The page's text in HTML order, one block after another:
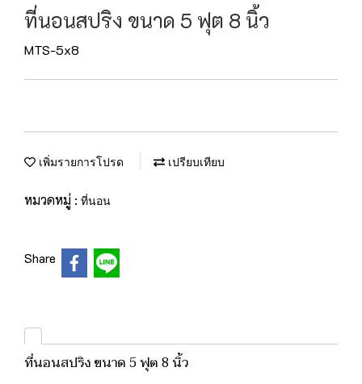
ที่นอนสปริง ขนาด 5 ฟุต 8 นิ้ว
MTS-5x8
เพิ่มรายการโปรด เปรียบเทียบ
หมวดหมู่ : ที่นอน
Share
ที่นอนสปริง ขนาด 5 ฟุต 8 นิ้ว